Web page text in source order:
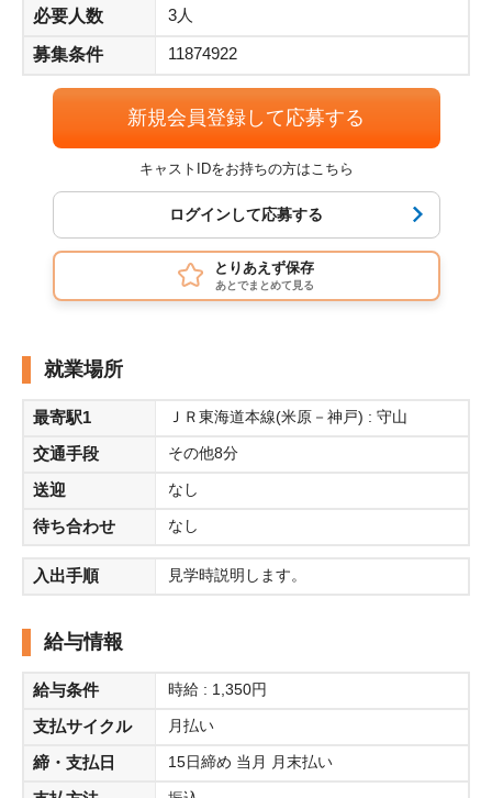
必要人数 3人
募集条件 11874922
新規会員登録して応募する
キャストIDをお持ちの方はこちら
ログインして応募する
とりあえず保存
あとでまとめて見る
就業場所
最寄駅1 ＪＲ東海道本線(米原－神戸) : 守山
交通手段 その他8分
送迎 なし
待ち合わせ なし
入出手順 見学時説明します。
給与情報
給与条件 時給 : 1,350円
支払サイクル 月払い
締・支払日 15日締め 当月 月末払い